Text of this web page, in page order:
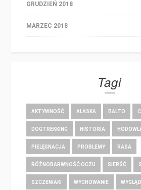
GRUDZIEŃ 2018
MARZEC 2018
Tagi
AKTYWNOŚĆ ALASKA BALTO
DOGTREKKING HISTORIA
PIELĘGNACJA PROBLEMY RASA
RÓŻNOBARWNOŚĆ OCZU SIERŚĆ
SZCZENIAKI WYCHOWANIE WYGLĄD